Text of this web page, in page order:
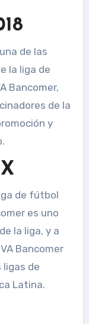
de las
la liga de
Bancomer,
de la
y
de fútbol
es uno
la liga, y a
Bancomer
ligas de
Latina.